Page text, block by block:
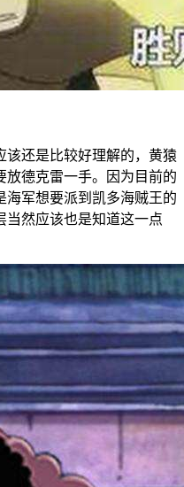
该还是比较好理解的，黄猿
放德克雷一手。因为目前的
海军想要派到凯多海贼王的
当然应该也是知道这一点